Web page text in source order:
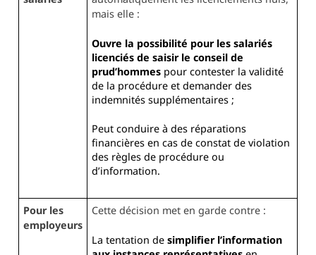
mais elle :
Ouvre la possibilité pour les salariés
licenciés de saisir le conseil de
prud’hommespour contester la validité
de la procédure et demander des
indemnités supplémentaires ;
Peut conduire à des réparations
financières en cas de constat de violation
des règles de procédure ou
d’information.
Pour les
employeurs
Cette décision met en garde contre :
La tentation de simplifier l’information